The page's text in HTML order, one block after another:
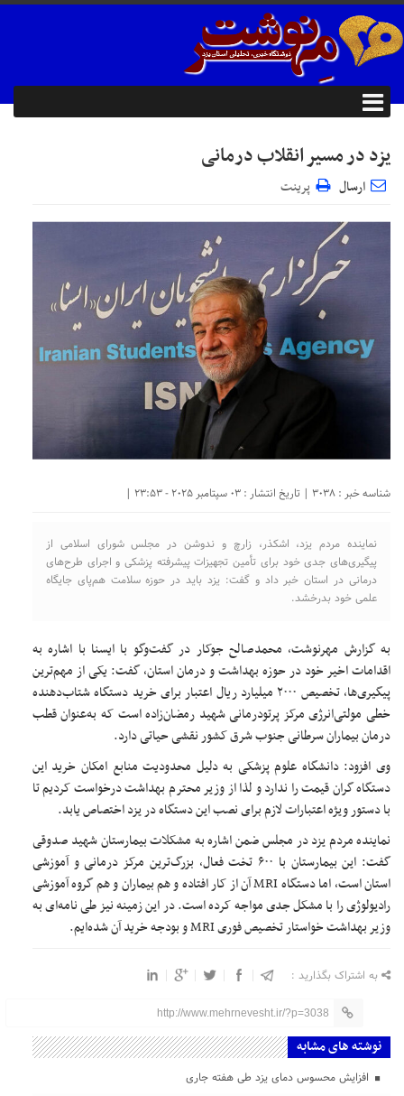
یزد در مسیر انقلاب درمانی
ارسال پرینت
شناسه خبر : 3038 | تاریخ انتشار : 03 سپتامبر 2025 - 23:53 |
نماینده مردم یزد، اشکذر، زارچ و ندوشن در مجلس شورای اسلامی از
پیگیری‌های جدی خود برای تأمین تجهیزات پیشرفته پزشکی و اجرای طرح‌های
درمانی در استان خبر داد و گفت: یزد باید در حوزه سلامت هم‌پای جایگاه
علمی خود بدرخشد.
به گزارش مهرنوشت، محمدصالح جوکار در گفت‌وگو با ایسنا با اشاره به
اقدامات اخیر خود در حوزه بهداشت و درمان استان، گفت: یکی از مهم‌ترین
پیگیری‌ها، تخصیص ۲۰۰۰ میلیارد ریال اعتبار برای خرید دستگاه شتاب‌دهنده
خطی مولتی‌انرژی مرکز پرتودرمانی شهید رمضان‌زاده است که به‌عنوان قطب
درمان بیماران سرطانی جنوب شرق کشور نقشی حیاتی دارد.
وی افزود:‌ دانشگاه علوم پزشکی به دلیل محدودیت منابع امکان خرید این
دستگاه گران‌ قیمت را ندارد و لذا از وزیر محترم بهداشت درخواست کردیم تا
با دستور ویژه اعتبارات لازم برای نصب این دستگاه در یزد اختصاص یابد.
نماینده مردم یزد در مجلس ضمن اشاره به مشکلات بیمارستان شهید صدوقی
گفت: این بیمارستان با ۶۰۰ تخت فعال، بزرگ‌ترین مرکز درمانی و آموزشی
استان است، اما دستگاه MRI آن از کار افتاده و هم بیماران و هم گروه آموزشی
رادیولوژی را با مشکل جدی مواجه کرده است. در این زمینه نیز طی نامه‌ای به
وزیر بهداشت خواستار تخصیص فوری MRI و بودجه خرید آن شده‌ایم.
به اشتراک بگذارید :
http://www.mehrnevesht.ir/?p=3038
نوشته های مشابه
افزایش محسوس دمای یزد طی هفته جاری